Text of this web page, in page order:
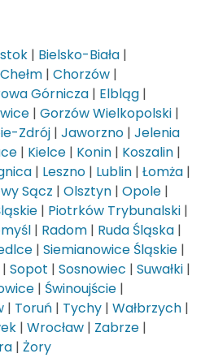
| Bielsko-Biała |
Chełm | Chorzów |
Górnicza | Elbląg |
| Gorzów Wielkopolski |
Zdrój | Jaworzno | Jelenia
| Kielce | Konin | Koszalin |
| Leszno | Lublin | Łomża |
Sącz | Olsztyn | Opole |
| Piotrków Trybunalski |
| Radom | Ruda Śląska |
| Siemianowice Śląskie |
| Sopot | Sosnowiec | Suwałki |
| Świnoujście |
| Toruń | Tychy | Wałbrzych |
| Wrocław | Zabrze |
| Żory